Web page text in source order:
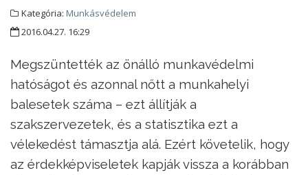
Kategória: Munkásvédelem
2016.04.27. 16:29
Megszüntették az önálló munkavédelmi
hatóságot és azonnal nőtt a munkahelyi
balesetek száma – ezt állítják a
szakszervezetek, és a statisztika ezt a
vélekedést támasztja alá. Ezért követelik, hogy
az érdekképviseletek kapják vissza a korábban